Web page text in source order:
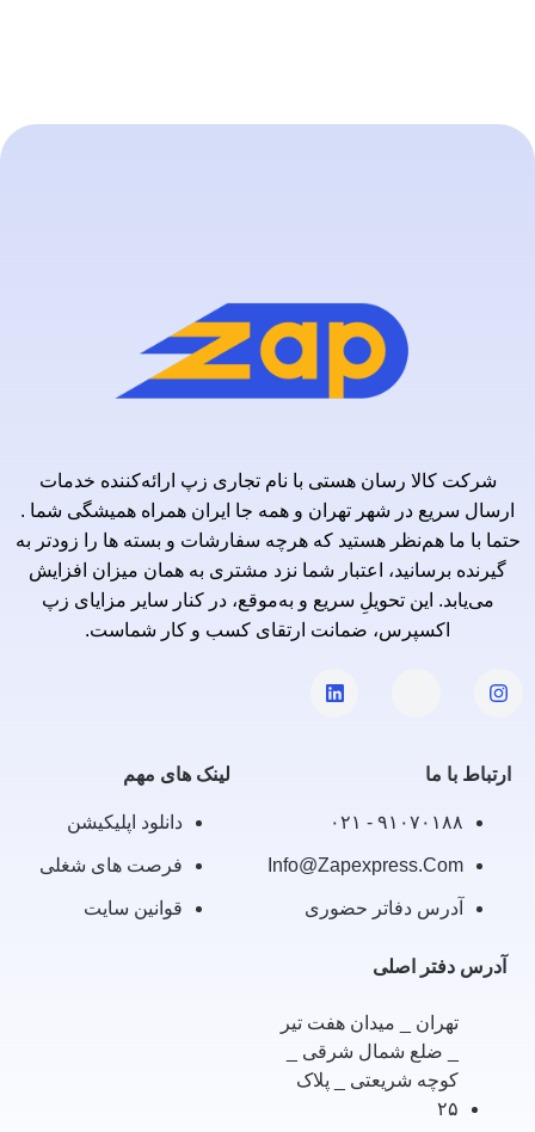
شرکت کالا رسان هستی با نام تجاری زپ ارائه‌کننده خدمات
ارسال سریع در شهر تهران و همه جا ایران همراه همیشگی شما .
حتما با ما هم‌نظر هستید که هرچه سفارشات و بسته ها را زودتر به
گیرنده برسانید، اعتبار شما نزد مشتری به همان میزان افزایش
می‌یابد. این تحویلِ سریع و به‌موقع، در کنار سایر مزایای زپ
اکسپرس، ضمانت ارتقای کسب و کار شماست.
ارتباط با ما
۹۱۰۷۰۱۸۸ - ۰۲۱
Info@zapexpress.com
آدرس دفاتر حضوری
لینک های مهم
دانلود اپلیکیشن
فرصت های شغلی
قوانین سایت
آدرس دفتر اصلی
تهران _ میدان هفت تیر
_ ضلع شمال شرقی _
کوچه شریعتی _ پلاک
۲۵